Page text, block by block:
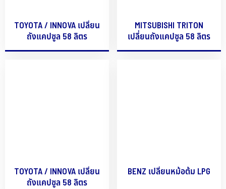
TOYOTA / INNOVA เปลี่ยน
ถังแคปซูล 58 ลิตร
MITSUBISHI TRITON
เปลี่ยนถังแคปซูล 58 ลิตร
TOYOTA / INNOVA เปลี่ยน
ถังแคปซูล 58 ลิตร
BENZ เปลี่ยนหม้อต้ม LPG